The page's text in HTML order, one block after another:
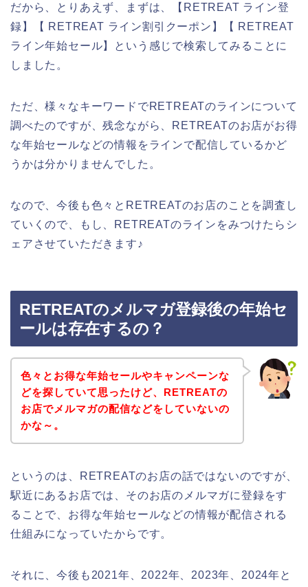
だから、とりあえず、まずは、【RETREAT ライン登
録】【 RETREAT ライン割引クーポン】【 RETREAT
ライン年始セール】という感じで検索してみることに
しました。
ただ、様々なキーワードでRETREATのラインについて
調べたのですが、残念ながら、RETREATのお店がお得
な年始セールなどの情報をラインで配信しているかど
うかは分かりませんでした。
なので、今後も色々とRETREATのお店のことを調査し
ていくので、もし、RETREATのラインをみつけたらシ
ェアさせていただきます♪
RETREATのメルマガ登録後の年始セ
ールは存在するの？
色々とお得な年始セールやキャンペーンな
どを探していて思ったけど、RETREATの
お店でメルマガの配信などをしていないの
かな～。
というのは、RETREATのお店の話ではないのですが、
駅近にあるお店では、そのお店のメルマガに登録をす
ることで、お得な年始セールなどの情報が配信される
仕組みになっていたからです。
それに、今後も2021年、2022年、2023年、2024年と